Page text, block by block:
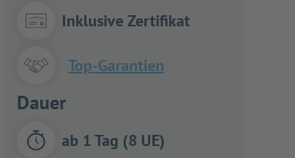
Inklusive Zertifikat
Top-Garantien
Dauer
ab 1 Tag (8 UE)